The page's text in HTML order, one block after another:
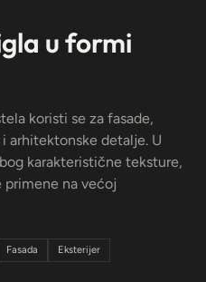
u formi
koristi se za fasade,
arhitektonske detalje. U
karakteristične teksture,
na većoj
Fasada
Eksterijer